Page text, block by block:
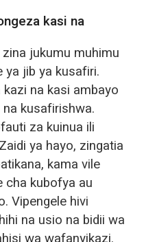
kasi na
jukumu muhimu
ya jib ya kusafiri.
na kasi ambayo
kusafirishwa.
za kuinua ili
ya hayo, zingatia
kama vile
cha kubofya au
Vipengele hivi
na usio na bidii wa